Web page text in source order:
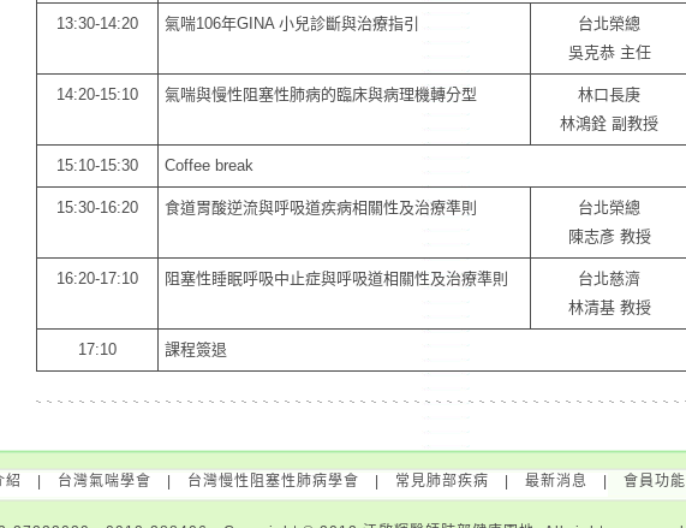
13:30-14:20 氣喘106年GINA 小兒診斷與治療指引
台北榮總
吳克恭 主任
14:20-15:10 氣喘與慢性阻塞性肺病的臨床與病理機轉分型
林口長庚
林鴻銓 副教授
15:10-15:30 Coffee break
15:30-16:20 食道胃酸逆流與呼吸道疾病相關性及治療準則
台北榮總
陳志彥 教授
16:20-17:10 阻塞性睡眠呼吸中止症與呼吸道相關性及治療準則
台北慈濟
林清基 教授
17:10 課程簽退
紹 台灣氣喘學會 台灣慢性阻塞性肺病學會 常見肺部疾病 最新消息 會員功能